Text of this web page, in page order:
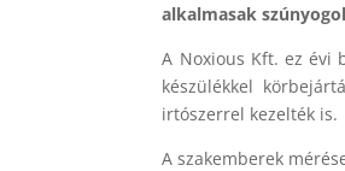
alkalmasak
A Noxious Kft. ez évi
készülékkel
irtószerrel kezelték is.
A szakemberek